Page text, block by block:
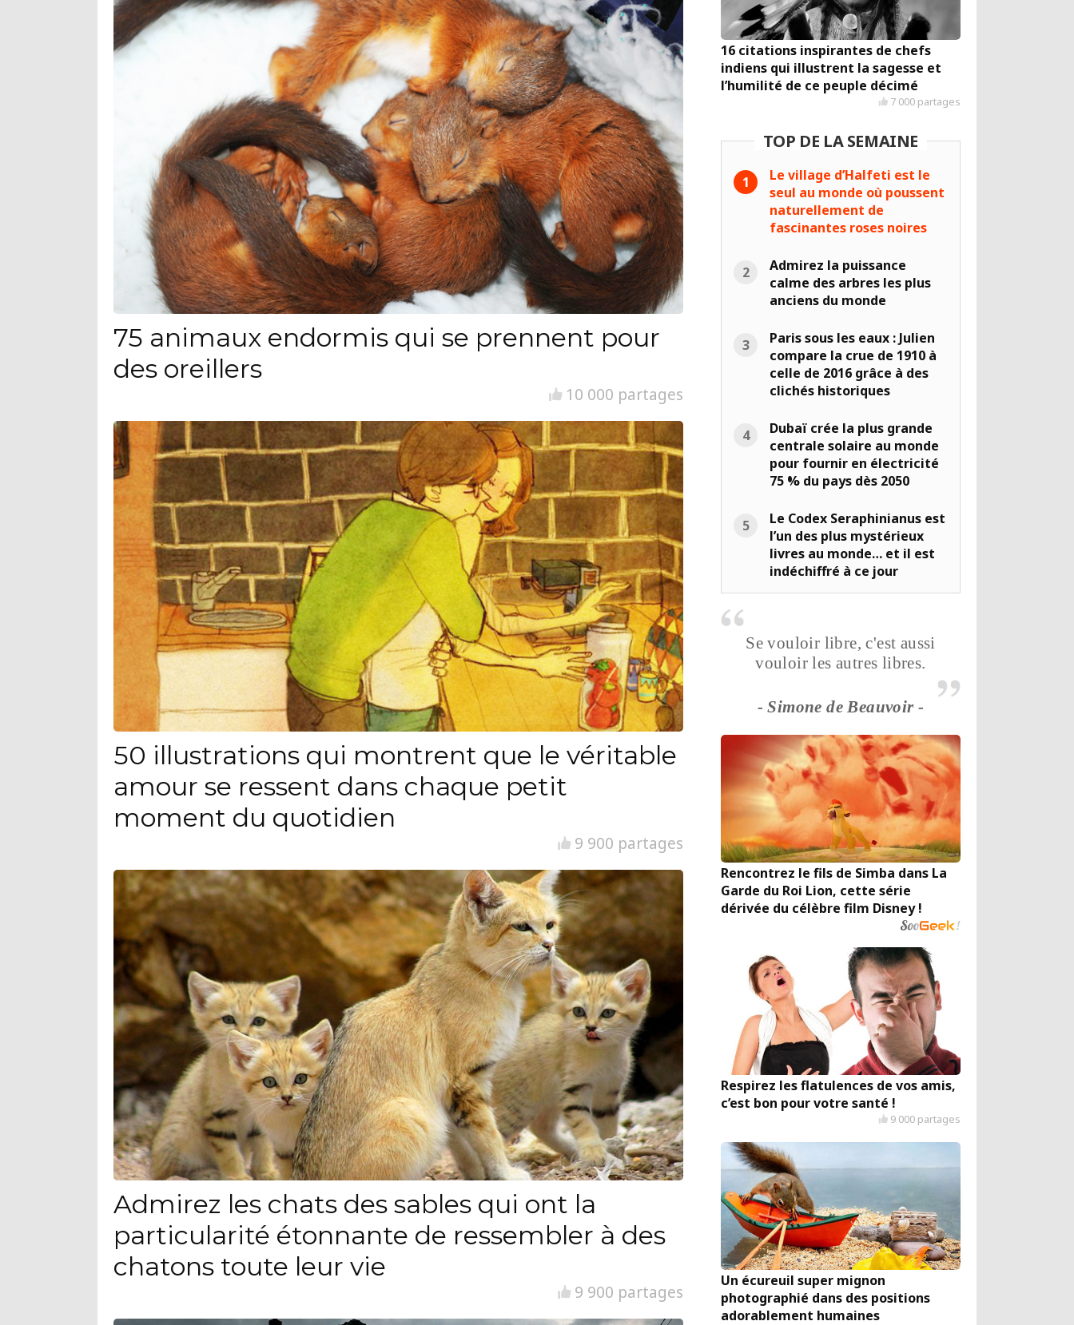
75 animaux endormis qui se prennent pour
des oreillers
10 000 partages
50 illustrations qui montrent que le véritable
amour se ressent dans chaque petit
moment du quotidien
9 900 partages
Admirez les chats des sables qui ont la
particularité étonnante de ressembler à des
chatons toute leur vie
9 900 partages
16 citations inspirantes de chefs
indiens qui illustrent la sagesse et
l’humilité de ce peuple décimé
7 000 partages
TOP DE LA SEMAINE
Le village d’Halfeti est le
seul au monde où poussent
naturellement de
fascinantes roses noires
Admirez la puissance
calme des arbres les plus
anciens du monde
Paris sous les eaux : Julien
compare la crue de 1910 à
celle de 2016 grâce à des
clichés historiques
Dubaï crée la plus grande
centrale solaire au monde
pour fournir en électricité
75 % du pays dès 2050
Le Codex Seraphinianus est
l’un des plus mystérieux
livres au monde… et il est
indéchiffré à ce jour
Se vouloir libre, c'est aussi
vouloir les autres libres.
- Simone de Beauvoir -
Rencontrez le fils de Simba dans La
Garde du Roi Lion, cette série
dérivée du célèbre film Disney !
Respirez les flatulences de vos amis,
c’est bon pour votre santé !
9 000 partages
Un écureuil super mignon
photographié dans des positions
adorablement humaines